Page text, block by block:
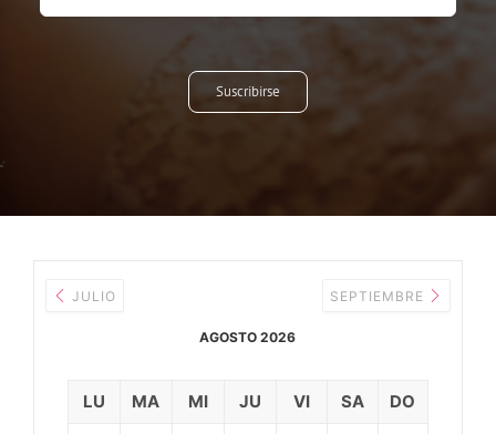
Suscribirse
JULIO
AGOSTO 2026
SEPTIEMBRE
LU MA MI JU VI SA DO